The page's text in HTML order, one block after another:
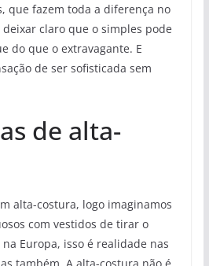
que fazem toda a diferença no
claro que o simples pode
do que o extravagante. E
de ser sofisticada sem
de alta-
alta-costura, logo imaginamos
com vestidos de tirar o
na Europa, isso é realidade nas